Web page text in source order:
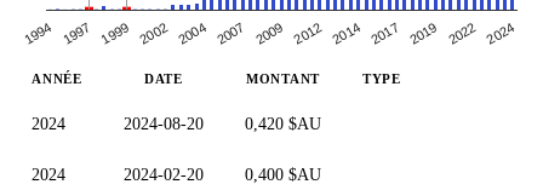
1994 1997 1999 2002 2004 2007 2009 2012 2014 2017 2019 2022 2024
ANNÉE DATE MONTANT TYPE
2024 2024-08-20 0,420 $AU
2024 2024-02-20 0,400 $AU